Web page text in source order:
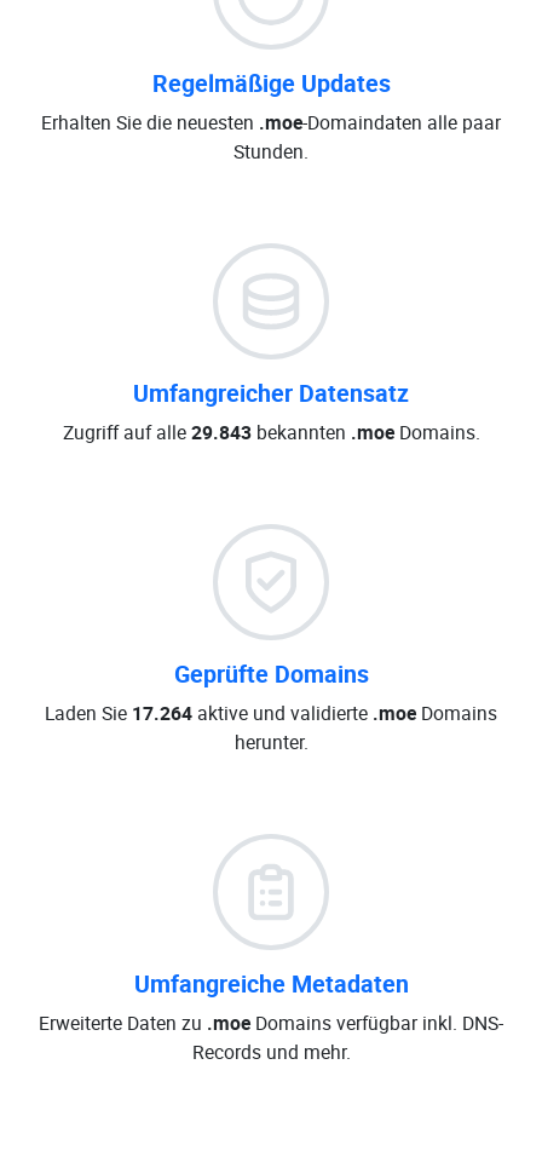
Regelmäßige Updates
Erhalten Sie die neuesten .moe-Domaindaten alle paar
Stunden.
Umfangreicher Datensatz
Zugriff auf alle29.843bekannten .moeDomains.
Geprüfte Domains
Laden Sie 17.264 aktive und validierte .moe Domains
herunter.
Umfangreiche Metadaten
Erweiterte Daten zu .moe Domains verfügbar inkl. DNS-
Records und mehr.